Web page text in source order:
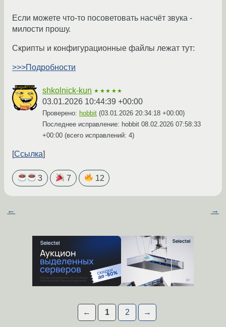
Если можете что-то посоветовать насчёт звука -
милости прошу.
Скрипты и конфигурационные файлы лежат тут:
>>>Подробности
shkolnick-kun ★★★★★
03.01.2026 10:44:39 +00:00
Проверено: hobbit (03.01.2026 20:34:18 +00:00)
Последнее исправление: hobbit 08.02.2026 07:58:33
+00:00 (всего исправлений: 4)
Ссылка
3 7 12
← →
← 1 2 →